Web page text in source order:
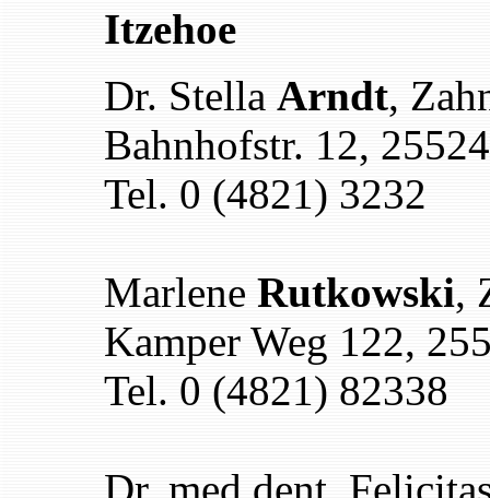
Itzehoe
Dr. Stella Arndt,
Bahnhofstr. 12,
Tel. 0 (4821) 3232
Marlene Rutkowski,
Kamper Weg 122,
Tel. 0 (4821) 82338